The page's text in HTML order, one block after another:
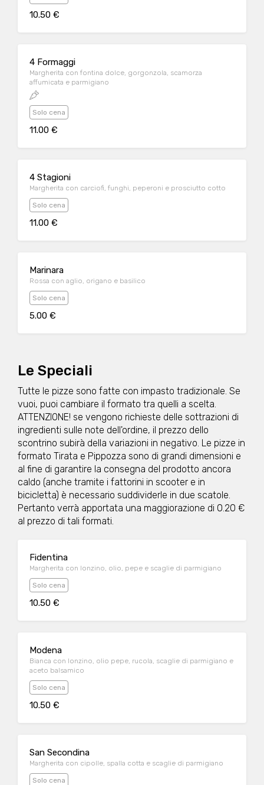
10.50 €
4 Formaggi
Margherita con fontina dolce, gorgonzola, scamorza
affumicata e parmigiano
Solo cena
11.00 €
4 Stagioni
Margherita con carciofi, funghi, peperoni e prosciutto cotto
Solo cena
11.00 €
Marinara
Rossa con aglio, origano e basilico
Solo cena
5.00 €
Le Speciali
Tutte le pizze sono fatte con impasto tradizionale. Se
vuoi, puoi cambiare il formato tra quelli a scelta.
ATTENZIONE! se vengono richieste delle sottrazioni di
ingredienti sulle note dell'ordine, il prezzo dello
scontrino subirà della variazioni in negativo. Le pizze in
formato Tirata e Pippozza sono di grandi dimensioni e
al fine di garantire la consegna del prodotto ancora
caldo (anche tramite i fattorini in scooter e in
bicicletta) è necessario suddividerle in due scatole.
Pertanto verrà apportata una maggiorazione di 0.20 €
al prezzo di tali formati.
Fidentina
Margherita con lonzino, olio, pepe e scaglie di parmigiano
Solo cena
10.50 €
Modena
Bianca con lonzino, olio pepe, rucola, scaglie di parmigiano e
aceto balsamico
Solo cena
10.50 €
San Secondina
Margherita con cipolle, spalla cotta e scaglie di parmigiano
Solo cena